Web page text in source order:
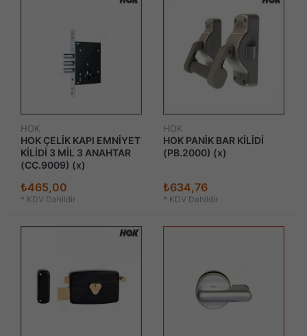
HOK
HOK ÇELİK KAPI EMNİYET
KİLİDİ 3 MİL 3 ANAHTAR
(CC.9009) (x)
₺465,00
* KDV Dahildir
HOK
HOK PANİK BAR KİLİDİ
(PB.2000) (x)
₺634,76
* KDV Dahildir